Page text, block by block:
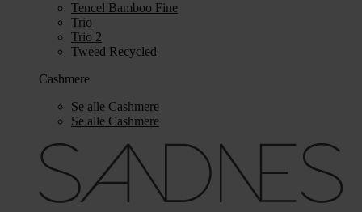
Tencel Bamboo Fine
Trio
Trio 2
Tweed Recycled
Cashmere
Se alle Cashmere
Se alle Cashmere